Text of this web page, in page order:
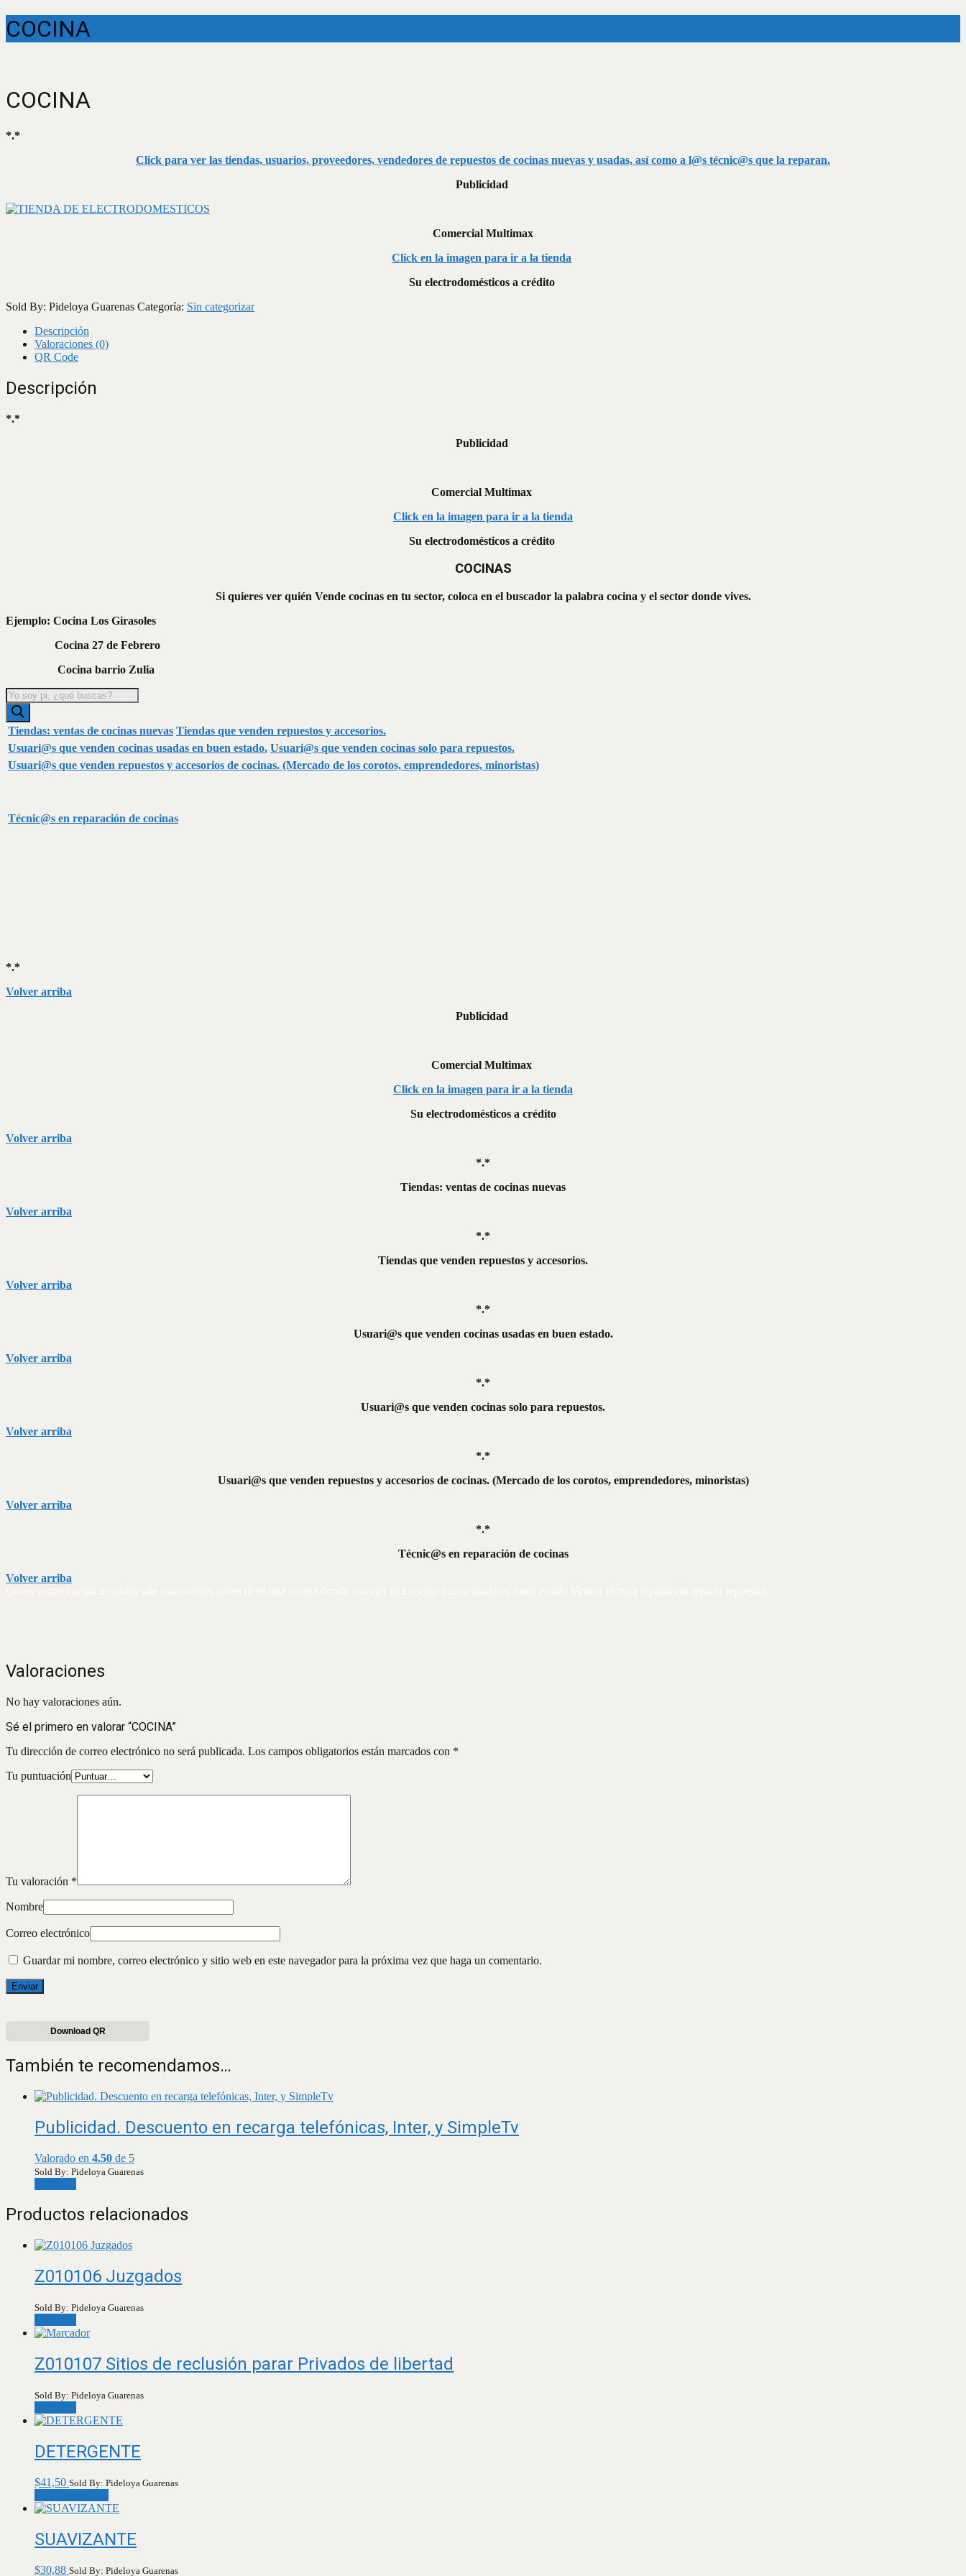
COCINA
COCINA
*.*
Click para ver las tiendas, usuarios, proveedores, vendedores de repuestos de cocinas nuevas y usadas, así como a l@s técnic@s que la reparan.
Publicidad
Comercial Multimax
Click en la imagen para ir a la tienda
Su electrodomésticos a crédito
Sold By: Pideloya Guarenas Categoría: Sin categorizar
Descripción
Valoraciones (0)
QR Code
Descripción
*.*
Publicidad
Comercial Multimax
Click en la imagen para ir a la tienda
Su electrodomésticos a crédito
COCINAS
Si quieres ver quién Vende cocinas en tu sector, coloca en el buscador la palabra cocina y el sector donde vives.
Ejemplo: Cocina Los Girasoles
Cocina 27 de Febrero
Cocina barrio Zulia
Búsqueda
de
productos
Tiendas: ventas de cocinas nuevas Tiendas que venden repuestos y accesorios.
Usuari@s que venden cocinas usadas en buen estado. Usuari@s que venden cocinas solo para repuestos.
Usuari@s que venden repuestos y accesorios de cocinas. (Mercado de los corotos, emprendedores, minoristas)
Técnic@s en reparación de cocinas
*.*
Volver arriba
Publicidad
Comercial Multimax
Click en la imagen para ir a la tienda
Su electrodomésticos a crédito
Volver arriba
*.*
Tiendas: ventas de cocinas nuevas
Volver arriba
*.*
Tiendas que venden repuestos y accesorios.
Volver arriba
*.*
Usuari@s que venden cocinas usadas en buen estado.
Volver arriba
*.*
Usuari@s que venden cocinas solo para repuestos.
Volver arriba
*.*
Usuari@s que venden repuestos y accesorios de cocinas. (Mercado de los corotos, emprendedores, minoristas)
Volver arriba
*.*
Técnic@s en reparación de cocinas
Volver arriba
Valoraciones
No hay valoraciones aún.
Sé el primero en valorar “COCINA”
Tu dirección de correo electrónico no será publicada. Los campos obligatorios están marcados con *
Tu puntuación
Tu valoración *
Nombre
Correo electrónico
Guardar mi nombre, correo electrónico y sitio web en este navegador para la próxima vez que haga un comentario.
Download QR
También te recomendamos…
Publicidad. Descuento en recarga telefónicas, Inter, y SimpleTv
Valorado en 4.50 de 5
Sold By: Pideloya Guarenas
Productos relacionados
Z010106 Juzgados
Sold By: Pideloya Guarenas
Z010107 Sitios de reclusión parar Privados de libertad
Sold By: Pideloya Guarenas
DETERGENTE
$41,50 Sold By: Pideloya Guarenas
SUAVIZANTE
$30,88 Sold By: Pideloya Guarenas